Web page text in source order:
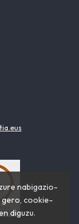
nabigazio-
gero, cookie-
diguzu.